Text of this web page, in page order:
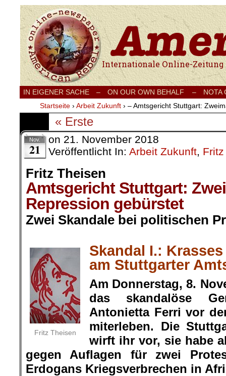
Internationale Onlinezeitung für Frieden,
IN EIGENER SACHE – ON OUR OWN BEHALF –
NOTA
Startseite › Arbeit Zukunft › – Amtsgericht Stuttgart:
« Erste
Nov.
21
on 21. November 2018
Veröffentlicht In: Arbeit Zukunft,
Fritz Theisen
Amtsgericht Stuttgart:
Repression gebürstet
Zwei Skandale bei politischen
Fritz Theisen
Skandal I.:
am Stuttgarter
Am Donnerstag, 8.
das skandalöse
Antonietta Ferri vor
miterleben. Die
wirft ihr vor, sie habe
gegen Auflagen für zwei
Erdogans Kriegsverbrechen in